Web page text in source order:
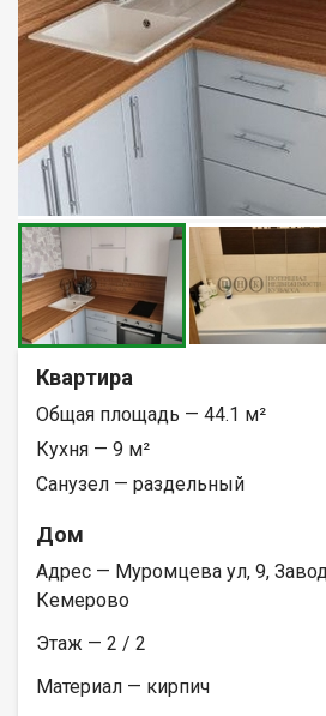
Квартира
Общая площадь — 44.1 м²
Кухня — 9 м²
Санузел — раздельный
Дом
Адрес — Муромцева ул, 9,
Кемерово
Этаж — 2 / 2
Материал — кирпич